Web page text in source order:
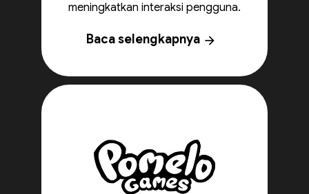
meningkatkan interaksi pengguna.
Baca selengkapnya arrow_forward